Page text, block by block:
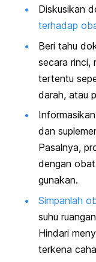
Diskusikan
terhadap
Beri tahu
secara rinci,
tertentu
darah, atau
dan
Pasalnya,
dengan
gunakan.
Simpanlah
suhu
Hindari
terkena